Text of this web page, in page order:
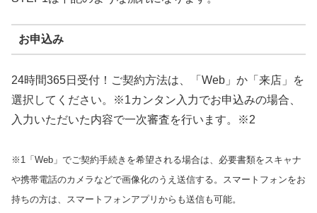
お申込み
24時間365日受付！ご契約方法は、「Web」か「来店」を
選択してください。※1カンタン入力でお申込みの場合、
入力いただいた内容で一次審査を行います。※2
※1「Web」でご契約手続きを希望される場合は、必要書類をスキャナ
や携帯電話のカメラなどで画像化のうえ送信する。スマートフォンをお
持ちの方は、スマートフォンアプリからも送信も可能。